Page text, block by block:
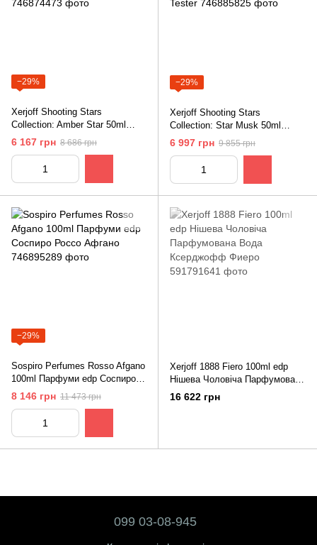
−29%
Xerjoff Shooting Stars
Collection: Amber Star 50ml
Ксерджофф Амбер Стар
6 167 грн 8 686 грн
−29%
Xerjoff Shooting Stars
Collection: Star Musk 50ml
Ксерджофф Стар Маск Tester
6 997 грн 9 855 грн
−29%
Sospiro Perfumes Rosso Afgano
100ml Парфуми edp Соспиро
Россо Афгано
8 146 грн 11 473 грн
Xerjoff 1888 Fiero 100ml edp
Нішева Чоловіча Парфумована
Вода Ксерджофф Фиеро
16 622 грн
099 03-08-945